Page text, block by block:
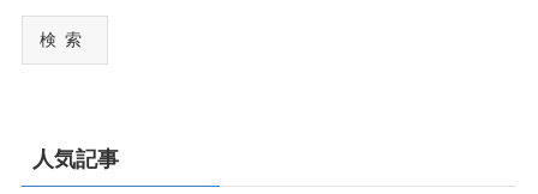
検索
人気記事